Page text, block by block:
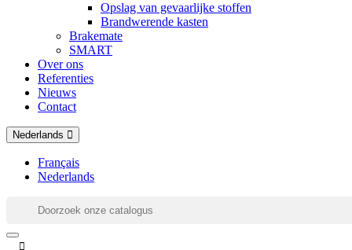
Opslag van gevaarlijke stoffen
Brandwerende kasten
Brakemate
SMART
Over ons
Referenties
Nieuws
Contact
Nederlands
Français
Nederlands